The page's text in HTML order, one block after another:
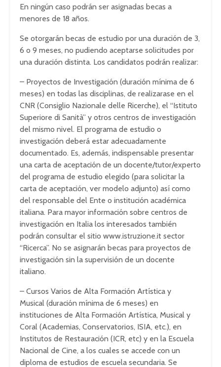
En ningún caso podrán ser asignadas becas a
menores de 18 años.
Se otorgarán becas de estudio por una duración de 3,
6 o 9 meses, no pudiendo aceptarse solicitudes por
una duración distinta. Los candidatos podrán realizar:
– Proyectos de Investigación (duración mínima de 6
meses) en todas las disciplinas, de realizarase en el
CNR (Consiglio Nazionale delle Ricerche), el “Istituto
Superiore di Sanità” y otros centros de investigación
del mismo nivel. El programa de estudio o
investigación deberá estar adecuadamente
documentado. Es, además, indispensable presentar
una carta de aceptación de un docente/tutor/experto
del programa de estudio elegido (para solicitar la
carta de aceptación, ver modelo adjunto) así como
del responsable del Ente o institución académica
italiana. Para mayor información sobre centros de
investigación en Italia los interesados también
podrán consultar el sitio www.istruzione.it sector
“Ricerca”. No se asignarán becas para proyectos de
investigación sin la supervisión de un docente
italiano.
– Cursos Varios de Alta Formación Artística y
Musical (duración mínima de 6 meses) en
instituciones de Alta Formación Artística, Musical y
Coral (Academias, Conservatorios, ISIA, etc.), en
Institutos de Restauración (ICR, etc) y en la Escuela
Nacional de Cine, a los cuales se accede con un
diploma de estudios de escuela secundaria. Se